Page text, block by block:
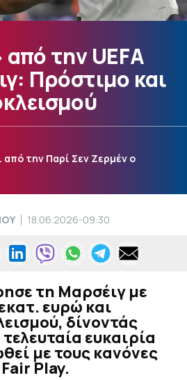
την UEFA
Πρόστιμο και
την Παρί Σεν Ζερμέν ο
18.06.2026-09:30
τη Μαρσέιγ με
ευρώ και
δίνοντάς
ευκαιρία
με τους κανόνες
Play.